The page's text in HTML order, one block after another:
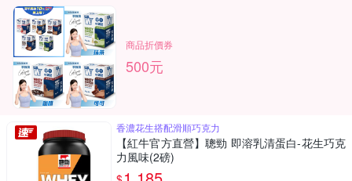
商品折價券
500元
香濃花生搭配滑順巧克力
【紅牛官方直營】聰勁 即溶乳清蛋白-花生巧克
力風味(2磅)